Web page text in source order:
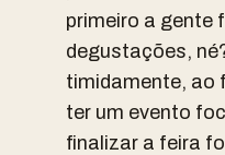
primeiro a gente
degustações,
timidamente, ao
ter um evento
finalizar a feira